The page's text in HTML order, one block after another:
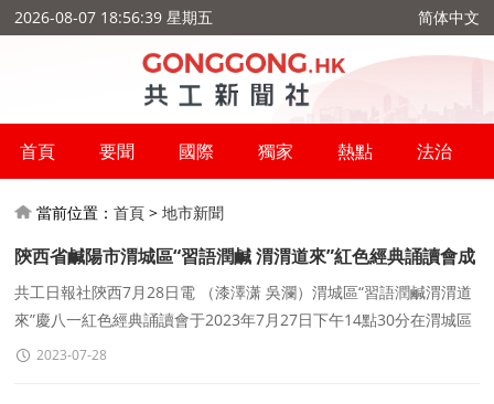
2026-08-07 18:56:39 星期五 简体中文
首頁 要聞 國際 獨家 熱點 法治
當前位置：首頁 >地市新聞
陝西省鹹陽市渭城區“習語潤鹹 渭渭道來”紅色經典誦讀會成
功舉辦
共工日報社陝西7月28日電 （漆澤潇 吳瀾）渭城區“習語潤鹹渭渭道
來”慶八一紅色經典誦讀會于2023年7月27日下午14點30分在渭城區
新時代文明實踐中心舉行。本次活
2023-07-28